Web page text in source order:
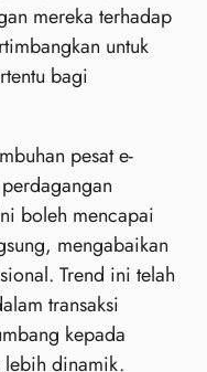
mereka terhadap
untuk
bagi
pesat e-
boleh mencapai
mengabaikan
Trend ini telah
transaksi
kepada
lebih dinamik.